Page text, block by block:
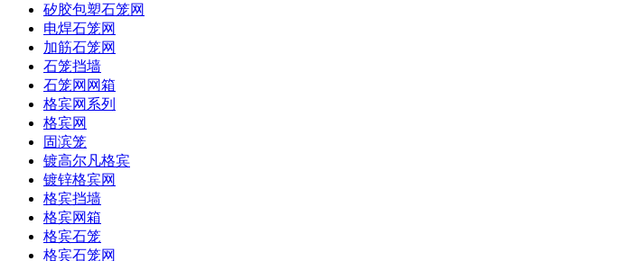
矽胶包塑石笼网
电焊石笼网
加筋石笼网
石笼挡墙
石笼网网箱
格宾网系列
格宾网
固滨笼
镀高尔凡格宾
镀锌格宾网
格宾挡墙
格宾网箱
格宾石笼
格宾石笼网